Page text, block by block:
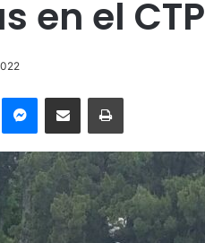
en el CTP
MessengerCompartir por correo electrónicoImprimir